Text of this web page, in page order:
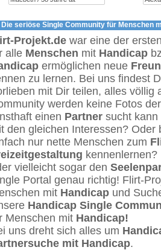
Die seriöse Single Community für Menschen
Projekt.dewar eine der
alle Menschen mit Handicap
ermöglichen neue
zu lernen. Bei uns findest
mit Dir teilen, alles völlig
werden keine Fotos
einen Partnersucht kann
den gleichen Interessen? Oder
nur nette Menschen zum
vielleicht sogar den
Portal genau richtig! Flirt-
mit Handicapund
Handicap Single
Menschen mit Handicap!
uns dreht sich alles um
mit Handicap.